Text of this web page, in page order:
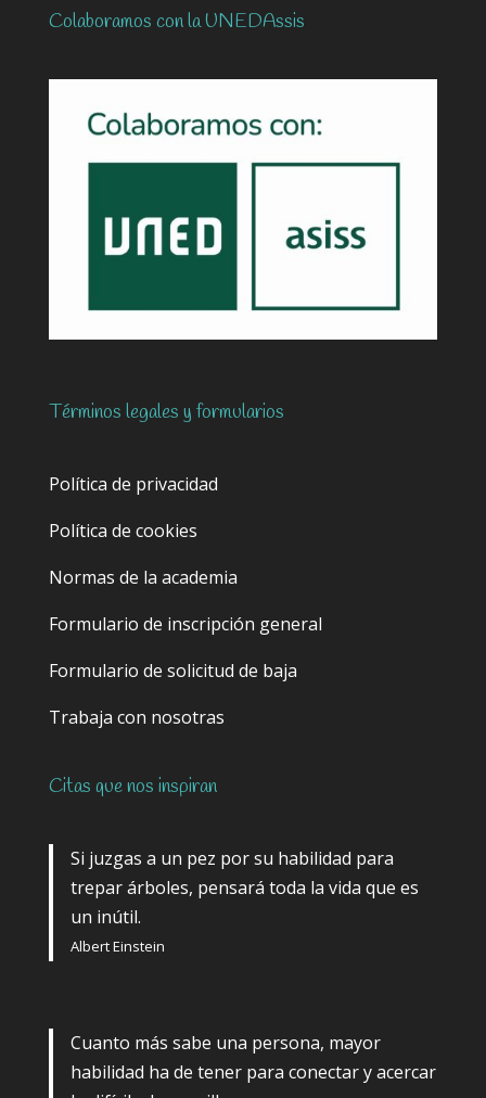
Colaboramos con la UNEDAssis
Términos legales y formularios
Política de privacidad
Política de cookies
Normas de la academia
Formulario de inscripción general
Formulario de solicitud de baja
Trabaja con nosotras
Citas que nos inspiran
Si juzgas a un pez por su habilidad para
trepar árboles, pensará toda la vida que es
un inútil.
Albert Einstein
Cuanto más sabe una persona, mayor
habilidad ha de tener para conectar y acercar